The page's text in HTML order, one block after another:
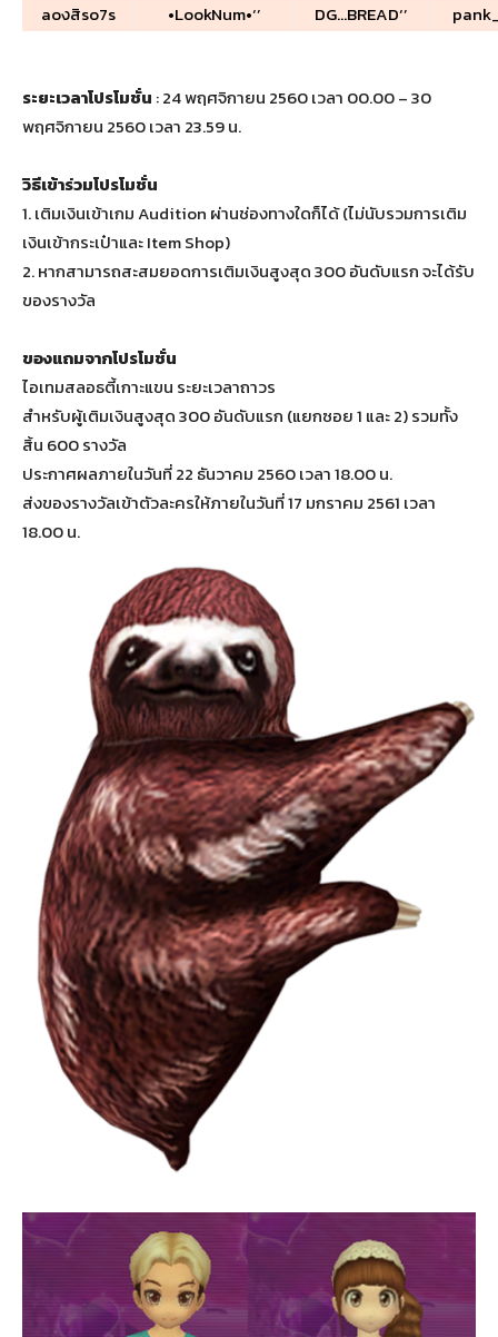
aoงสิso7s
•LookNum•‘’ DG…BREAD‘’
ระยะเวลาโปรโมชั่น : 24 พฤศจิกายน 2560 เวลา 00.00 – 30
พฤศจิกายน 2560 เวลา 23.59 น.
วิธีเข้าร่วมโปรโมชั่น
1. เติมเงินเข้าเกม Audition ผ่านช่องทางใดก็ได้ (ไม่นับรวมการเติม
เงินเข้ากระเป๋าและ Item Shop)
2. หากสามารถสะสมยอดการเติมเงินสูงสุด 300 อันดับแรก จะได้รับ
ของรางวัล
ของแถมจากโปรโมชั่น
ไอเทมสลอธตี้เกาะแขน ระยะเวลาถาวร
สำหรับผู้เติมเงินสูงสุด 300 อันดับแรก (แยกซอย 1 และ 2) รวมทั้ง
สิ้น 600 รางวัล
ประกาศผลภายในวันที่ 22 ธันวาคม 2560 เวลา 18.00 น.
ส่งของรางวัลเข้าตัวละครให้ภายในวันที่ 17 มกราคม 2561 เวลา
18.00 น.